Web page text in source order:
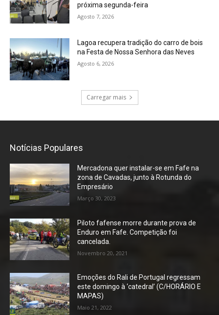
próxima segunda-feira
Agosto 7, 2026
Lagoa recupera tradição do carro de bois
na Festa de Nossa Senhora das Neves
Agosto 6, 2026
Carregar mais
Notícias Populares
Mercadona quer instalar-se em Fafe na
zona de Cavadas, junto à Rotunda do
Empresário
Março 30, 2023
Piloto fafense morre durante prova de
Enduro em Fafe. Competição foi
cancelada.
Novembro 20, 2021
Emoções do Rali de Portugal regressam
este domingo à ‘catedral’ (C/HORÁRIO E
MAPAS)
Maio 21, 2022